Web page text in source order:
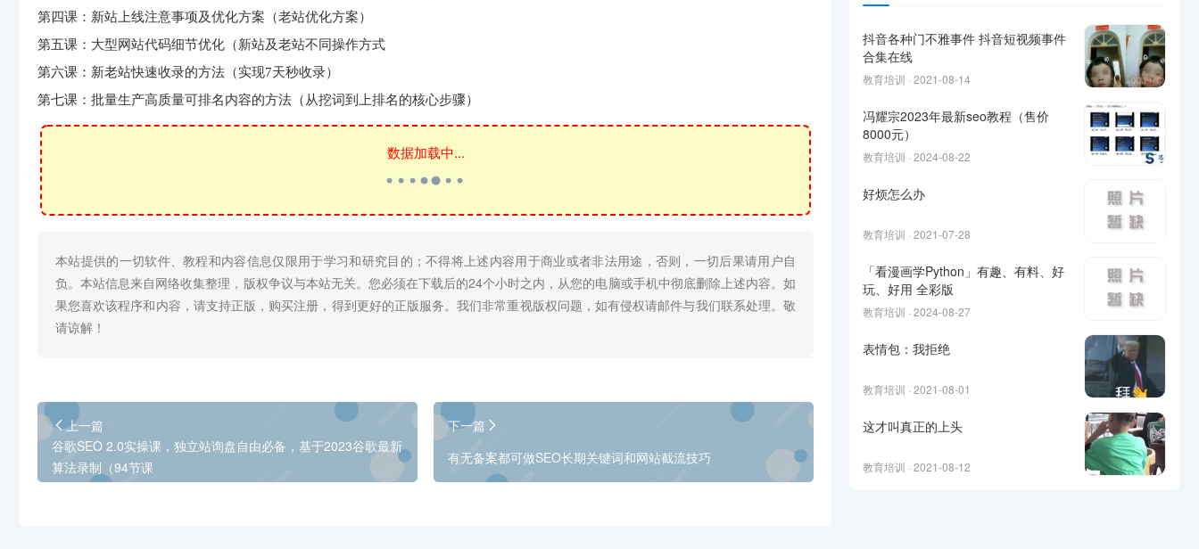
第四课：新站上线注意事项及优化方案（老站优化方案）
第五课：大型网站代码细节优化（新站及老站不同操作方式
第六课：新老站快速收录的方法（实现7天秒收录）
第七课：批量生产高质量可排名内容的方法（从挖词到上排名的核心步骤）
数据加载中...
本站提供的一切软件、教程和内容信息仅限用于学习和研究目的；不得将上述内容用于商业或者非法用途，否则，一切后果请用户自
负。本站信息来自网络收集整理，版权争议与本站无关。您必须在下载后的24个小时之内，从您的电脑或手机中彻底删除上述内容。如
果您喜欢该程序和内容，请支持正版，购买注册，得到更好的正版服务。我们非常重视版权问题，如有侵权请邮件与我们联系处理。敬
请谅解！
上一篇
谷歌SEO 2.0实操课，独立站询盘自由必备，基于2023谷歌最新
算法录制（94节课
下一篇
有无备案都可做SEO长期关键词和网站截流技巧
抖音各种门不雅事件 抖音短视频事件
合集在线
教育培训 · 2021-08-14
冯耀宗2023年最新seo教程（售价
8000元）
教育培训 · 2024-08-22
好烦怎么办
教育培训 · 2021-07-28
「看漫画学Python」有趣、有料、好
玩、好用 全彩版
教育培训 · 2024-08-27
表情包：我拒绝
教育培训 · 2021-08-01
这才叫真正的上头
教育培训 · 2021-08-12